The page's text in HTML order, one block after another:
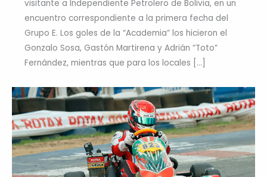
visitante a Independiente Petrolero de Bolivia, en un
encuentro correspondiente a la primera fecha del
Grupo E. Los goles de la “Academia” los hicieron el
Gonzalo Sosa, Gastón Martirena y Adrián “Toto”
Fernández, mientras que para los locales […]